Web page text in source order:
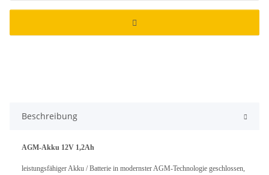
Beschreibung
AGM-Akku 12V 1,2Ah
leistungsfähiger Akku / Batterie in modernster AGM-Technologie geschlossen,